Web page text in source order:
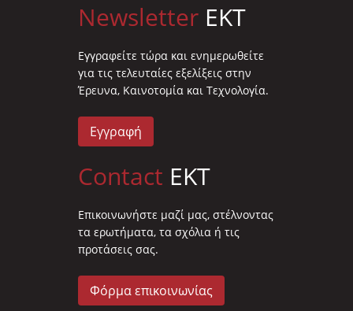
Newsletter EKT
Eγγραφείτε τώρα και ενημερωθείτε
για τις τελευταίες εξελίξεις στην
Έρευνα, Καινοτομία και Τεχνολογία.
Εγγραφή
Contact EKT
Επικοινωνήστε μαζί μας, στέλνοντας
τα ερωτήματα, τα σχόλια ή τις
προτάσεις σας.
Φόρμα επικοινωνίας